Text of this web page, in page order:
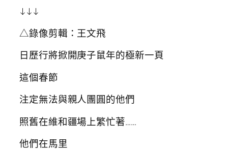
↓↓↓
△錄像剪輯：王文飛
日歷行將掀開庚子鼠年的極新一頁
這個春節
注定無法與親人團圓的他們
照舊在維和疆場上繁忙著……
他們在馬里